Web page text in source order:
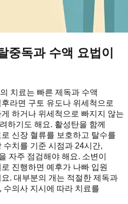
중독과 수액 요법이
치료는 빠른 제독과 수액
라면 구토 유도나 위세척으로
하거나 위세척으로 빠지지 않는
하기도 해요. 활성탄을 함께
신장 혈류를 보호하고 탈수를
수치를 기준 시점과 24시간,
자주 점검해야 해요. 소변이
진행하면 예후가 나빠 입원
. 대부분의 개는 적절한 제독과
수의사 지시에 따라 치료를